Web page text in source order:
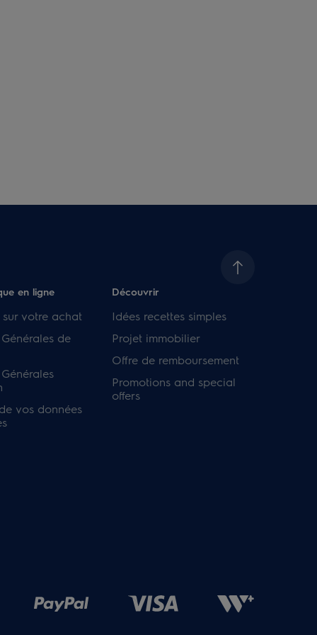
en ligne
votre achat
de
vos données
Découvrir
Idées recettes simples
Projet immobilier
Offre de remboursement
Promotions and special
offers